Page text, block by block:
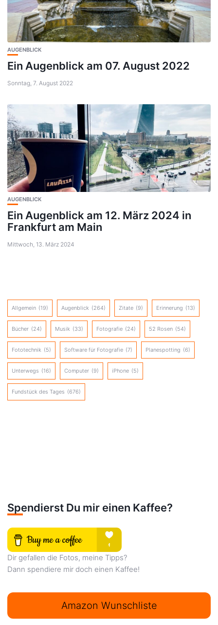
AUGENBLICK
Ein Augenblick am 07. August 2022
Sonntag, 7. August 2022
AUGENBLICK
Ein Augenblick am 12. März 2024 in
Frankfurt am Main
Mittwoch, 13. März 2024
Allgemein (19) Augenblick (264) Zitate (9) Erinnerung (13)
Bücher (24) Musik (33) Fotografie (24) 52 Rosen (54)
Fototechnik (5) Software für Fotografie (7) Planespotting (6)
Unterwegs (16) Computer (9) iPhone (5)
Fundstück des Tages (676)
Spendierst Du mir einen Kaffee?
Dir gefallen die Fotos, meine Tipps?
Dann spendiere mir doch einen Kaffee!
Amazon Wunschliste